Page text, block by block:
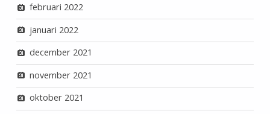
februari 2022
januari 2022
december 2021
november 2021
oktober 2021